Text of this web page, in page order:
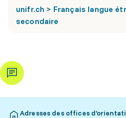
unifr.ch > Français langue
secondaire
Adresses des offices